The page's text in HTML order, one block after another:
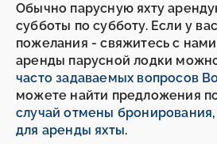
Обычно парусную яхту
субботы по субботу. Если у
пожелания - свяжитесь с
аренды парусной лодки
часто задаваемых вопросов
можете найти предложения
случай отмены
для аренды яхты.